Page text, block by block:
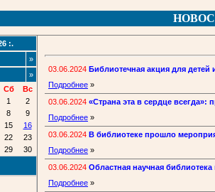
:.
»
»
Сб
Вс
1
2
8
9
15
16
22
23
29
30
03.06.2024 Библиотечная акция для детей
Подробнее »
03.06.2024 «Страна эта в сердце всегда»:
Подробнее »
03.06.2024 В библиотеке прошло
Подробнее »
03.06.2024 Областная научная
Подробнее »